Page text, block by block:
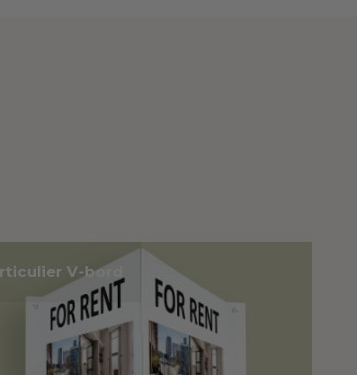
V-bord